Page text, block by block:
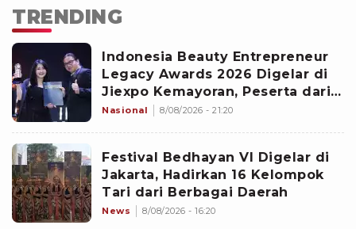
TRENDING
Indonesia Beauty Entrepreneur
Legacy Awards 2026 Digelar di
Jiexpo Kemayoran, Peserta dari
4 Negara Adu Karya PMU
Nasional 8/08/2026 - 21:20
Festival Bedhayan VI Digelar di
Jakarta, Hadirkan 16 Kelompok
Tari dari Berbagai Daerah
News 8/08/2026 - 16:20